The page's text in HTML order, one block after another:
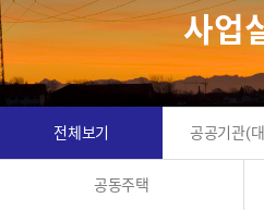
사업
전체보기 공공기관(
공동주택